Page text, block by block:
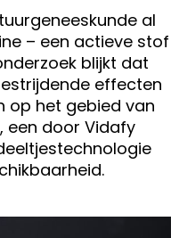
al
– een actieve stof
blijkt dat
effecten
op het gebied van
een door Vidafy